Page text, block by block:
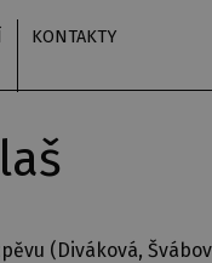
KONTAKTY
(Diváková,